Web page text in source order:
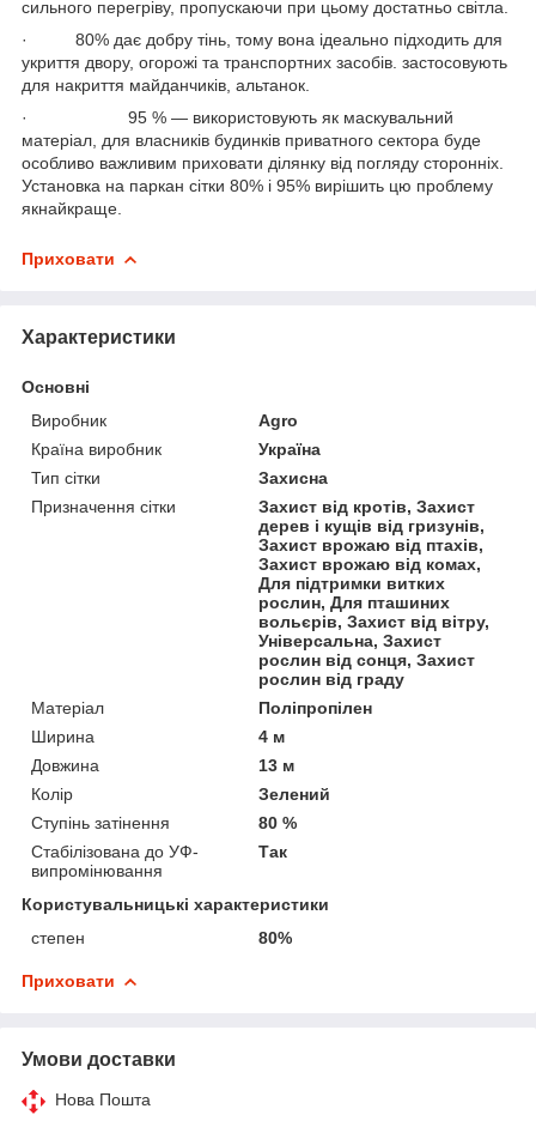
сильного перегріву, пропускаючи при цьому достатньо світла.
· 80% дає добру тінь, тому вона ідеально підходить для
укриття двору, огорожі та транспортних засобів. застосовують
для накриття майданчиків, альтанок.
· 95 % — використовують як маскувальний
матеріал, для власників будинків приватного сектора буде
особливо важливим приховати ділянку від погляду сторонніх.
Установка на паркан сітки 80% і 95% вирішить цю проблему
якнайкраще.
Приховати
Характеристики
Основні
Виробник
Agro
Країна виробник
Україна
Тип сітки
Захисна
Призначення сітки
Захист від кротів, Захист
дерев і кущів від гризунів,
Захист врожаю від птахів,
Захист врожаю від комах,
Для підтримки витких
рослин, Для пташиних
вольєрів, Захист від вітру,
Універсальна, Захист
рослин від сонця, Захист
рослин від граду
Матеріал
Поліпропілен
Ширина
4 м
Довжина
13 м
Колір
Зелений
Ступінь затінення
80 %
Стабілізована до УФ-
випромінювання
Так
Користувальницькі характеристики
степен
80%
Приховати
Умови доставки
Нова Пошта